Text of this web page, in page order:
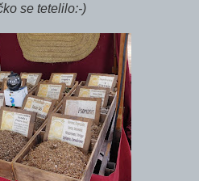
se tetelilo:-)